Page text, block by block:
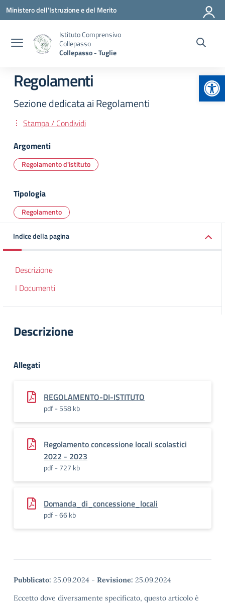
Vai ai contenuti
Vai al menu di navigazione
Vai al footer
Ministero dell'Istruzione e del Merito
Istituto Comprensivo
Collepasso
Collepasso - Tuglie
Regolamenti
Sezione dedicata ai Regolamenti
Stampa / Condividi
Argomenti
Regolamento d'istituto
Tipologia
Regolamento
Indice della pagina
Descrizione
I Documenti
Descrizione
Allegati
REGOLAMENTO-DI-ISTITUTO
pdf - 558 kb
Regolamento concessione locali scolastici
2022 - 2023
pdf - 727 kb
Domanda_di_concessione_locali
pdf - 66 kb
Pubblicato: 25.09.2024 - Revisione: 25.09.2024
Eccetto dove diversamente specificato, questo articolo è